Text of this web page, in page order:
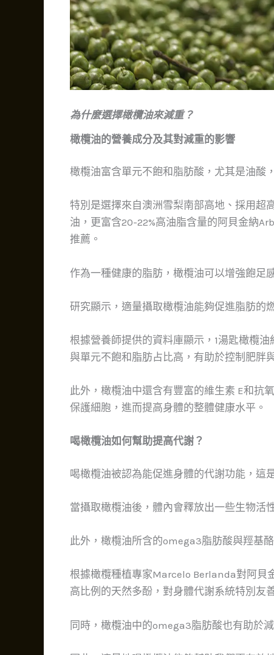
為什麼選擇橄欖油來減重？
橄欖油的營養成分及其對減重的影響
橄欖油富含單元不飽和脂肪酸，尤其是油酸
特別是選擇來自澳洲雪梨南部高地、採用超
油，更富含20-22%高油脂含量的阿貝金納
推薦。
作為一種健康的脂肪，橄欖油可以增強飽足
研究顯示，適量攝取橄欖油能夠促進脂肪的
根據營養師提供的資料庫顯示，1湯匙橄欖
與單元不飽和脂肪占比高，有助於控制肥胖
此外，橄欖油中還含有豐富的維生素 E和抗
保護細胞，進而提高身體的整體健康水平。
喝橄欖油如何幫助提高代謝？
喝橄欖油被認為能促進身體的代謝功能，這
當攝取橄欖油後，體內會釋放出一些生物活
此外，橄欖油所含的omega3脂肪酸與羥基
根據橄欖種植專家Marcelo Berlanda對阿貝
高比例的天然多酚，對身體代謝系統特別友
同時，橄欖油中的omega3脂肪酸也有助於